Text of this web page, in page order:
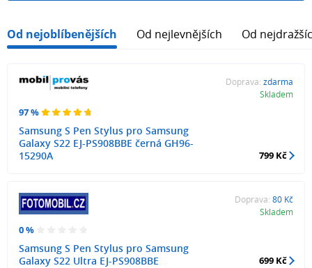
Od nejoblíbenějších Od nejlevnějších Od
97 %
Samsung S Pen Stylus pro Samsung
Galaxy S22 EJ-PS908BBE černá GH96-
15290A
Doprava: zdarma
Skladem
799 Kč
0 %
Samsung S Pen Stylus pro Samsung
Galaxy S22 Ultra EJ-PS908BBE
Doprava: 80 Kč
Skladem
699 Kč